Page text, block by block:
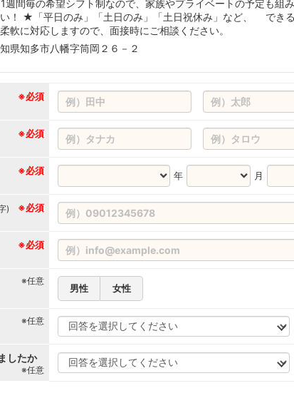
間毎の希望シフト制なので、家族やプライベートの予定も組
！ ★「平日のみ」「土日のみ」「土日祝休み」など、 でき
軟に対応しますので、面接時にご相談ください。
県知多市八幡字筒岡２６－２
※必須
※必須
※必須 年 月
※必須
)
※必須
※任意
男性 女性
※任意
したか
※任意